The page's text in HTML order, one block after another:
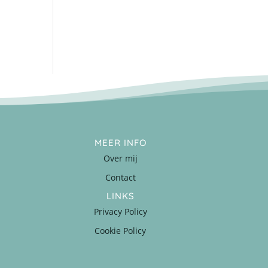
MEER INFO
Over mij
Contact
LINKS
Privacy Policy
Cookie Policy